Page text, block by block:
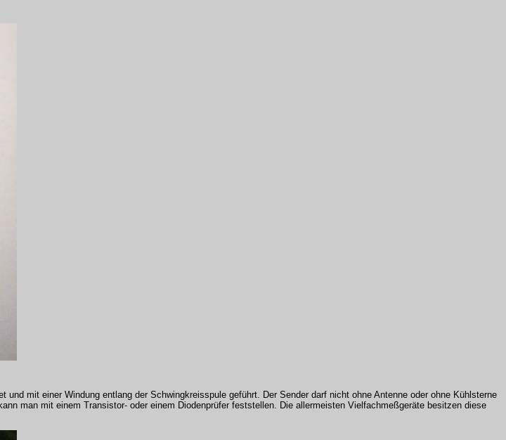
mit einer Windung entlang der Schwingkreisspule geführt. Der Sender darf nicht ohne Antenne oder ohne Kühlsterne
man mit einem Transistor- oder einem Diodenprüfer feststellen. Die allermeisten Vielfachmeßgeräte besitzen diese